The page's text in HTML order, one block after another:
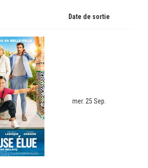
Date de sortie
mer. 25 Sep.